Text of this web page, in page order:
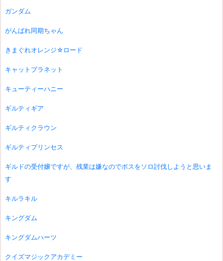
ガンダム
がんばれ同期ちゃん
きまぐれオレンジ☆ロード
キャットプラネット
キューティーハニー
ギルティギア
ギルティクラウン
ギルティプリンセス
ギルドの受付嬢ですが、残業は嫌なのでボスをソロ討伐しようと思いま
す
キルラキル
キングダム
キングダムハーツ
クイズマジックアカデミー